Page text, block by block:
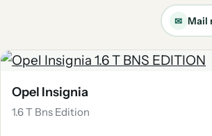
✉ Mail
Opel Insignia
1.6 T Bns Edition